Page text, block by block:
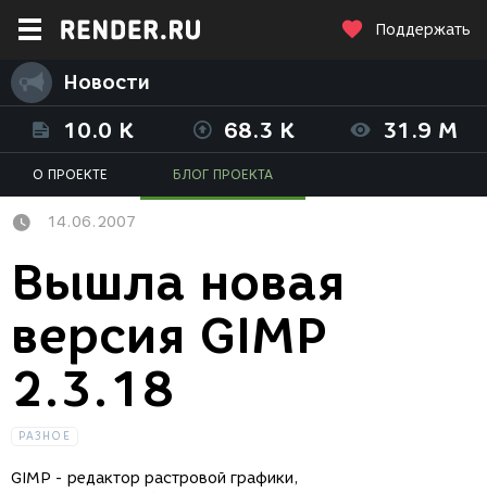
Поддержать
Новости
10.0 K 68.3 K 31.9 M
О ПРОЕКТЕ БЛОГ ПРОЕКТА
14.06.2007
Вышла новая
версия GIMP
2.3.18
РАЗНОЕ
GIMP - редактор растровой графики,